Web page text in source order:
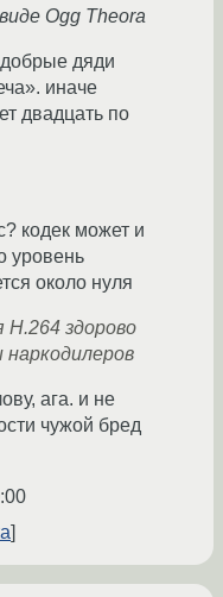
Ogg Theora
дяди
иначе
двадцать по
кодек может и
уровень
около нуля
здорово
ага. и не
чужой бред